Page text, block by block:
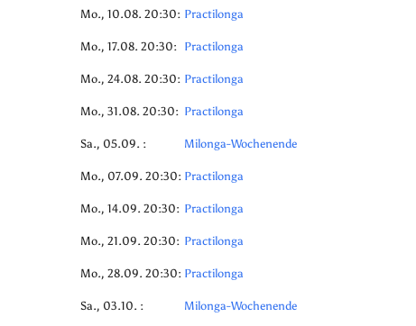
Mo., 10.08. 20:30: Practilonga
Mo., 17.08. 20:30: Practilonga
Mo., 24.08. 20:30: Practilonga
Mo., 31.08. 20:30: Practilonga
Sa., 05.09. : Milonga-Wochenende
Mo., 07.09. 20:30: Practilonga
Mo., 14.09. 20:30: Practilonga
Mo., 21.09. 20:30: Practilonga
Mo., 28.09. 20:30: Practilonga
Sa., 03.10. : Milonga-Wochenende